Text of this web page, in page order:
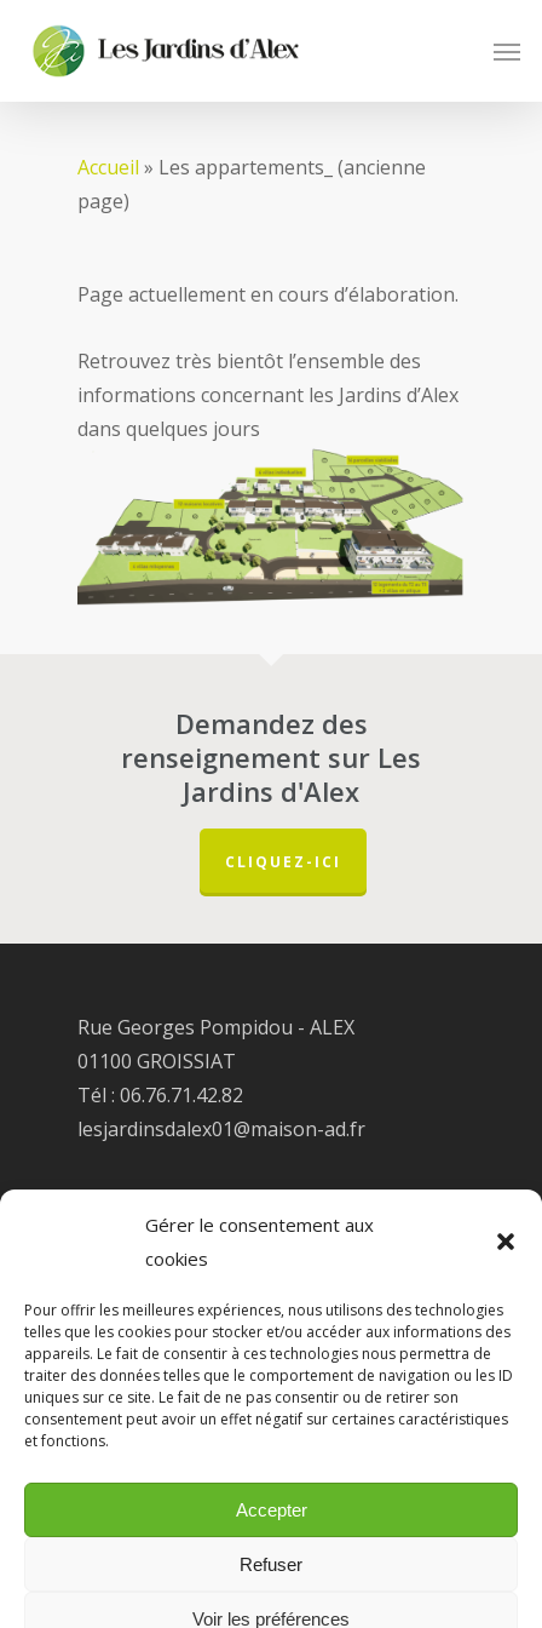
Gérer le consentement aux
cookies
Pour offrir les meilleures expériences, nous utilisons des technologies
telles que les cookies pour stocker et/ou accéder aux informations des
appareils. Le fait de consentir à ces technologies nous permettra de
traiter des données telles que le comportement de navigation ou les ID
uniques sur ce site. Le fait de ne pas consentir ou de retirer son
consentement peut avoir un effet négatif sur certaines caractéristiques
et fonctions.
Accepter
Refuser
Voir les préférences
Accueil » Les appartements_ (ancienne
page)
Page actuellement en cours d’élaboration.
Retrouvez très bientôt l’ensemble des
informations concernant les Jardins d’Alex
dans quelques jours
Demandez des
renseignement sur Les
Jardins d'Alex
CLIQUEZ-ICI
Rue Georges Pompidou - ALEX
01100 GROISSIAT
Tél : 06.76.71.42.82
lesjardinsdalex01@maison-ad.fr
Copyright © 2022 Les Jardins d'Alex -